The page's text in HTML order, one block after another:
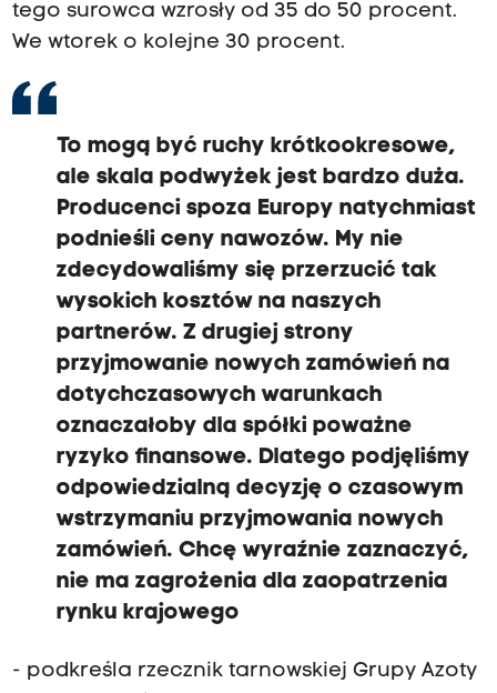
tego surowca wzrosły od 35 do 50 procent.
We wtorek o kolejne 30 procent.
To mogą być ruchy krótkookresowe,
ale skala podwyżek jest bardzo duża.
Producenci spoza Europy natychmiast
podnieśli ceny nawozów. My nie
zdecydowaliśmy się przerzucić tak
wysokich kosztów na naszych
partnerów. Z drugiej strony
przyjmowanie nowych zamówień na
dotychczasowych warunkach
oznaczałoby dla spółki poważne
ryzyko finansowe. Dlatego podjęliśmy
odpowiedzialną decyzję o czasowym
wstrzymaniu przyjmowania nowych
zamówień. Chcę wyraźnie zaznaczyć,
nie ma zagrożenia dla zaopatrzenia
rynku krajowego
- podkreśla rzecznik tarnowskiej Grupy Azoty